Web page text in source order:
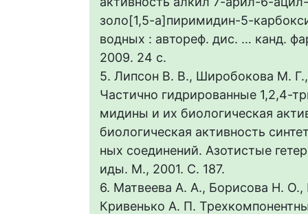
золо[1,5-а]пиримидин-5-
водных : автореф. дис. … канд.
2009. 24 с.
5. Липсон В. В., Широбокова М.
Частично гидрированные 1,2,4-
мидины и их биологическая
биологическая активность
ных соединений. Азотистые
иды. М., 2001. С. 187.
6. Матвеева А. А., Борисова Н.
Кривенько А. П.